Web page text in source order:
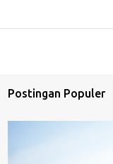
Postingan Populer